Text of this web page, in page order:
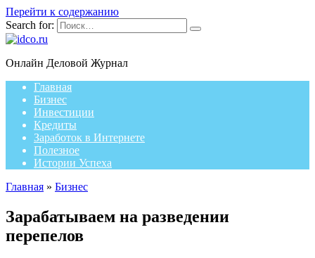
Перейти к содержанию
Search for:
Онлайн Деловой Журнал
Главная
Бизнес
Инвестиции
Кредиты
Заработок в Интернете
Полезное
Истории Успеха
Главная » Бизнес
Зарабатываем на разведении
перепелов